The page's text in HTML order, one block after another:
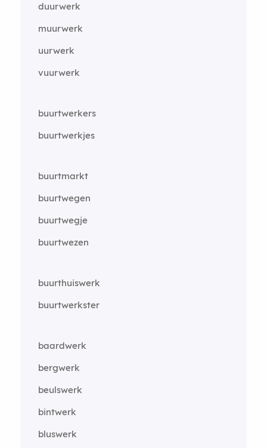
duurwerk
muurwerk
uurwerk
vuurwerk
buurtwerkers
buurtwerkjes
buurtmarkt
buurtwegen
buurtwegje
buurtwezen
buurthuiswerk
buurtwerkster
baardwerk
bergwerk
beulswerk
bintwerk
bluswerk